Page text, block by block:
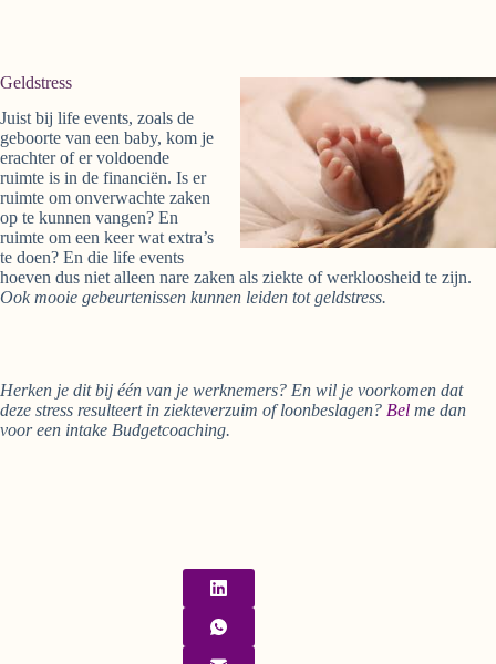
Geldstress
Juist bij life events, zoals de
geboorte van een baby, kom je
erachter of er voldoende
ruimte is in de financiën. Is er
ruimte om onverwachte zaken
op te kunnen vangen? En
ruimte om een keer wat extra’s
te doen? En die life events
hoeven dus niet alleen nare zaken als ziekte of werkloosheid te zijn.
Ook mooie gebeurtenissen kunnen leiden tot geldstress.
Herken je dit bij één van je werknemers? En wil je voorkomen dat
deze stress resulteert in ziekteverzuim of loonbeslagen? Bel me dan
voor een intake Budgetcoaching.